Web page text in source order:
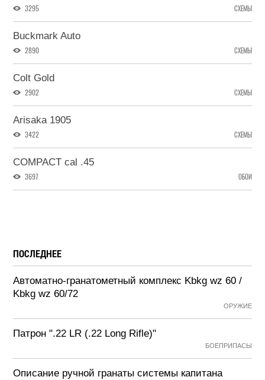
3295 СХЕМЫ
Buckmark Auto
2890 СХЕМЫ
Colt Gold
2902 СХЕМЫ
Arisaka 1905
3422 СХЕМЫ
COMPACT cal .45
3697 ОБОИ
ПОСЛЕДНЕЕ
Автоматно-гранатометный комплекс Kbkg wz 60 /
Kbkg wz 60/72
ОРУЖИЕ
Патрон ".22 LR (.22 Long Rifle)"
БОЕПРИПАСЫ
Описание ручной гранаты системы капитана